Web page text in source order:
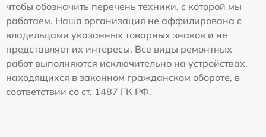
чтобы обозначить перечень техники, с которой мы
работаем. Наша организация не аффилирована с
владельцами указанных товарных знаков и не
представляет их интересы. Все виды ремонтных
работ выполняются исключительно на устройствах,
находящихся в законном гражданском обороте, в
соответствии со ст. 1487 ГК РФ.